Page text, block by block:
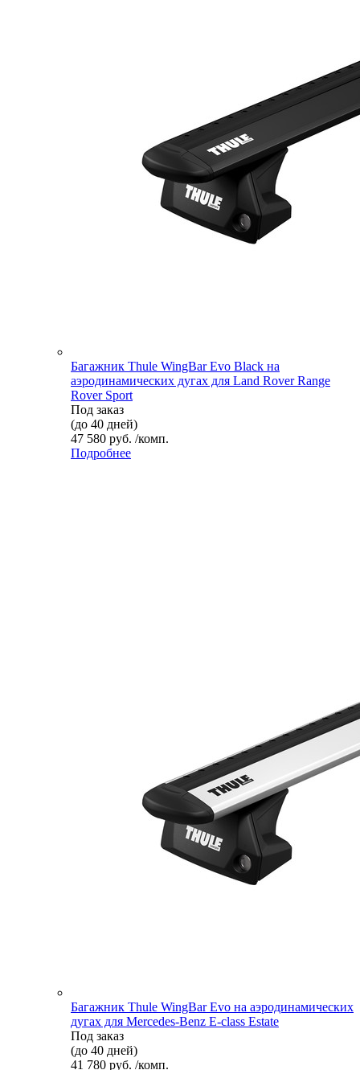
Багажник Thule WingBar Evo Black на
аэродинамических дугах для Land Rover Range
Rover Sport
Под заказ
(до 40 дней)
47 580 руб. /комп.
Подробнее
Багажник Thule WingBar Evo на аэродинамических
дугах для Mercedes-Benz E-class Estate
Под заказ
(до 40 дней)
41 780 руб. /комп.